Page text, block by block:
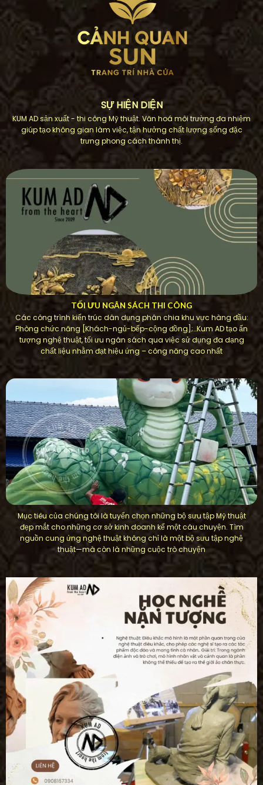
SỰ HIỆN DIỆN
KUM AD sản xuất - thi công Mỹ thuật. Văn hoá môi trường đa nhiệm
giúp tạo không gian làm việc, tận hưởng chất lượng sống đặc
trưng phong cách thành thị.
TỐI ƯU NGÂN SÁCH THI CÔNG
Các công trình kiến ​​trúc dân dụng phân chia khu vực hàng đầu:
Phòng chức năng [Khách-ngủ-bếp-cộng đồng];…Kum AD tạo ấn
tượng nghệ thuật, tối ưu ngân sách qua việc sử dụng đa dạng
chất liệu nhằm đạt hiệu ứng – công năng cao nhất
Mục tiêu của chúng tôi là tuyển chọn những bộ sưu tập Mỹ thuật
đẹp mắt cho những cơ sở kinh doanh kể một câu chuyện. Tìm
nguồn cung ứng nghệ thuật không chỉ là một bộ sưu tập nghệ
thuật—mà còn là những cuộc trò chuyện